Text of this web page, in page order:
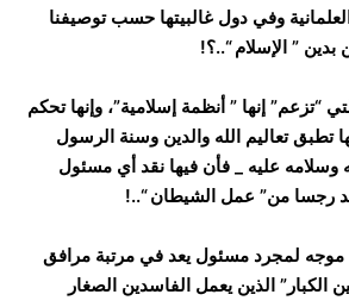
وفي دول غالبيتها حسب توصيفنا
بدين ” الإسلام “..؟!
“تزعم” إنها ” أنظمة إسلامية”، وإنها تحكم
تطبق تعاليم الله والدين وسنة الرسول
عليه _ فأن فيها نقد أي مسئول
رجسا من” عمل الشيطان “..!
موجه لمجرد مسئول يعد في مرتبة مرافق
الذين يعمل الفاسدين الصغار